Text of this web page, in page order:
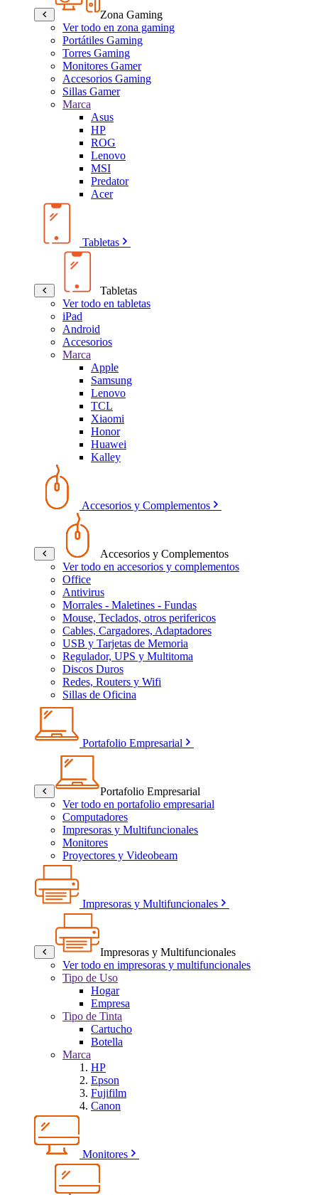
Zona Gaming
Ver todo en zona gaming
Portátiles Gaming
Torres Gaming
Monitores Gamer
Accesorios Gaming
Sillas Gamer
Marca
Asus
HP
ROG
Lenovo
MSI
Predator
Acer
Tabletas
Tabletas
Ver todo en tabletas
iPad
Android
Accesorios
Marca
Apple
Samsung
Lenovo
TCL
Xiaomi
Honor
Huawei
Kalley
Accesorios y Complementos
Accesorios y Complementos
Ver todo en accesorios y complementos
Office
Antivirus
Morrales - Maletines - Fundas
Mouse, Teclados, otros perifericos
Cables, Cargadores, Adaptadores
USB y Tarjetas de Memoria
Regulador, UPS y Multitoma
Discos Duros
Redes, Routers y Wifi
Sillas de Oficina
Portafolio Empresarial
Portafolio Empresarial
Ver todo en portafolio empresarial
Computadores
Impresoras y Multifuncionales
Monitores
Proyectores y Videobeam
Impresoras y Multifuncionales
Impresoras y Multifuncionales
Ver todo en impresoras y multifuncionales
Tipo de Uso
Hogar
Empresa
Tipo de Tinta
Cartucho
Botella
Marca
HP
Epson
Fujifilm
Canon
Monitores